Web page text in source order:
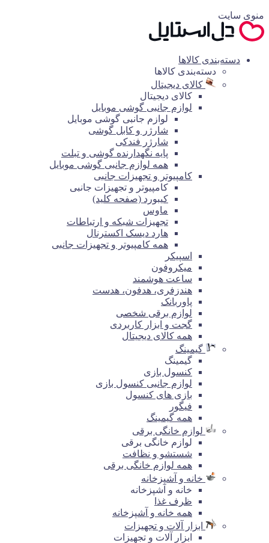
منوی سایت
دسته‌بندی کالاها
دسته‌بندی کالاها
کالای دیجیتال
کالای دیجیتال
لوازم جانبی گوشی موبایل
لوازم جانبی گوشی موبایل
شارژر و کابل گوشی
شارژر فندکی
پایه نگهدارنده گوشی و تبلت
همه لوازم جانبی گوشی موبایل
کامپیوتر و تجهیزات جانبی
کامپیوتر و تجهیزات جانبی
کیبورد (صفحه کلید)
ماوس
تجهیزات شبکه و ارتباطات
هارد دیسک اکسترنال
همه کامپیوتر و تجهیزات جانبی
اسپیکر
میکروفون
ساعت هوشمند
هندزفری، هدفون، هدست
پاوربانک
لوازم برقی شخصی
گجت و ابزار کاربردی
همه کالای دیجیتال
گیمینگ
گیمینگ
کنسول بازی
لوازم جانبی کنسول بازی
بازی های کنسول
فیگور
همه گیمینگ
لوازم خانگی برقی
لوازم خانگی برقی
شستشو و نظافت
همه لوازم خانگی برقی
خانه و آشپزخانه
خانه و آشپزخانه
ظرف غذا
همه خانه و آشپزخانه
ابزار آلات و تجهیزات
ابزار آلات و تجهیزات